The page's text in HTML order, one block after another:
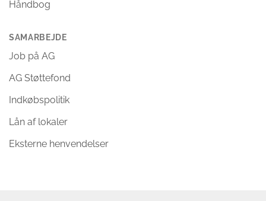
Håndbog
SAMARBEJDE
Job på AG
AG Støttefond
Indkøbspolitik
Lån af lokaler
Eksterne henvendelser